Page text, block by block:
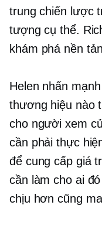
trung chiến lược
tượng cụ thể.
khám phá nền
Helen nhấn
thương hiệu nào
cho người xem
cần phải thực
để cung cấp giá
cần làm cho ai
chịu hơn cũng